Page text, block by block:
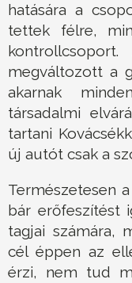
hatására a
tettek félre,
megváltozott a
akarnak
társadalmi
tartani
új autót csak a
Természetesen
bár erőfeszítést
tagjai számára,
cél éppen az
érzi, nem tud